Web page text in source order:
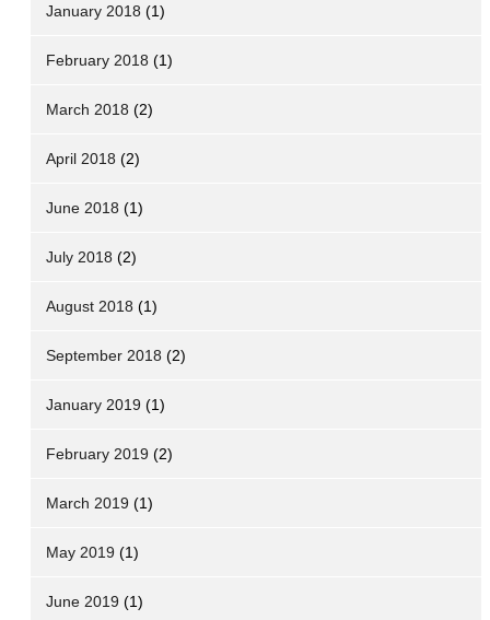
January 2018 (1)
February 2018 (1)
March 2018 (2)
April 2018 (2)
June 2018 (1)
July 2018 (2)
August 2018 (1)
September 2018 (2)
January 2019 (1)
February 2019 (2)
March 2019 (1)
May 2019 (1)
June 2019 (1)